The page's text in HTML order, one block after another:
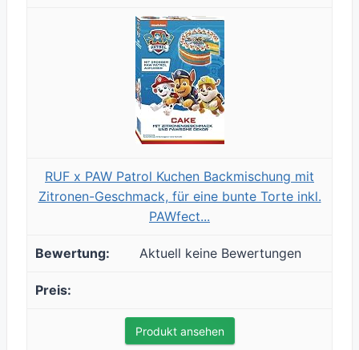
RUF x PAW Patrol Kuchen Backmischung mit
Zitronen-Geschmack, für eine bunte Torte inkl.
PAWfect...
Aktuell keine Bewertungen
Produkt ansehen